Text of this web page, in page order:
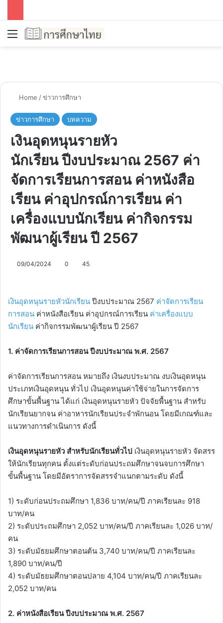
Menu
Home /ข่าวการศึกษา
ข่าวการศึกษา บทความ
เงินอุดหนุนรายหัว
นักเรียน ปีงบประมาณ 2567 ค่า
จัดการเรียนการสอน ค่าหนังสือ
เรียน ค่าอุปกรณ์การเรียน ค่า
เครื่องแบบนักเรียน ค่ากิจกรรม
พัฒนาผู้เรียน ปี 2567
09/04/2024 0 45
เงินอุดหนุนรายหัวนักเรียน ปีงบประมาณ 2567 ค่าจัดการเรียน
การสอน ค่าหนังสือเรียน ค่าอุปกรณ์การเรียน ค่าเครื่องแบบ
นักเรียน ค่ากิจกรรมพัฒนาผู้เรียน ปี 2567
1. ค่าจัดการเรียนการสอน ปีงบประมาณ พ.ศ. 2567
ค่าจัดการเรียนการสอน หมายถึง เงินงบประมาณ งบเงินอุดหนุน
ประเภทเงินอุดหนุน ทั่วไป เงินอุดหนุนค่าใช้จ่ายในการจัดการ
ศึกษาขั้นพื้นฐาน ได้แก่ เงินอุดหนุนรายหัว ปัจจัยพื้นฐาน สำหรับ
นักเรียนยากจน ค่าอาหารนักเรียนประจำพักนอน โดยมีเกณฑ์และ
แนวทางการดำเนินการ ดังนี้
เงินอุดหนุนรายหัว สำหรับนักเรียนทั่วไป เงินอุดหนุนรายหัว จัดสรร
ให้นักเรียนทุกคน ตั้งแต่ระดับก่อนประถมศึกษาจนจบการศึกษา
ขั้นพื้นฐาน โดยมีอัตราการจัดสรรจำแนกตามระดับ ดังนี้
1) ระดับก่อนประถมศึกษา 1,836 บาท/คน/ปี ภาคเรียนละ 918
บาท/คน
2) ระดับประถมศึกษา 2,052 บาท/คน/ปี ภาคเรียนละ 1,026 บาท/
คน
3) ระดับมัธยมศึกษาตอนต้น 3,740 บาท/คน/ปี ภาคเรียนละ
1,890 บาท/คน/ปี
4) ระดับมัธยมศึกษาตอนปลาย 4,104 บาท/คน/ปี ภาคเรียนละ
2,052 บาท/คน
2. ค่าหนังสือเรียน ปีงบประมาณ พ.ศ. 2567